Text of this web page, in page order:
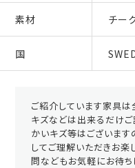
素材 チー
国
ご紹介しています家具は
キズなどは出来るだけ
かいキズ等はございま
してご理解いただきお楽
問などもお気軽にお待ち